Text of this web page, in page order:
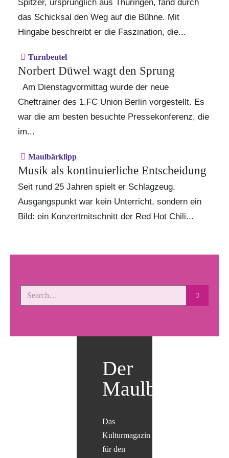
Spitzer, ursprünglich aus Thüringen, fand durch
das Schicksal den Weg auf die Bühne. Mit
Hingabe beschreibt er die Faszination, die...
Turnbeutel
Norbert Düwel wagt den Sprung
Am Dienstagvormittag wurde der neue
Cheftrainer des 1.FC Union Berlin vorgestellt. Es
war die am besten besuchte Pressekonferenz, die
im...
Maulbärklipp
Musik als kontinuierliche Entscheidung
Seit rund 25 Jahren spielt er Schlagzeug.
Ausgangspunkt war kein Unterricht, sondern ein
Bild: ein Konzertmitschnitt der Red Hot Chili...
Der
Maulbär
Das
Kulturmagazin
für den